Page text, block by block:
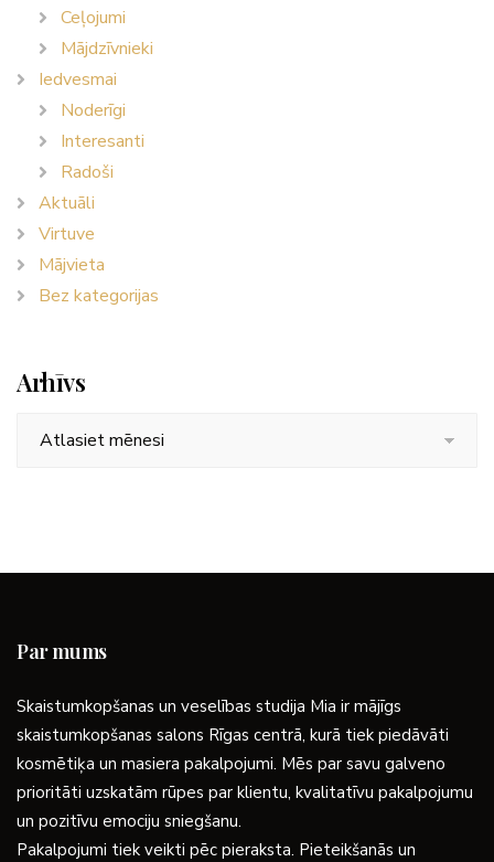
Ceļojumi
Mājdzīvnieki
Iedvesmai
Noderīgi
Interesanti
Radoši
Aktuāli
Virtuve
Mājvieta
Bez kategorijas
Arhīvs
Par mums
Skaistumkopšanas un veselības studija Mia ir mājīgs
skaistumkopšanas salons Rīgas centrā, kurā tiek piedāvāti
kosmētiķa un masiera pakalpojumi. Mēs par savu galveno
prioritāti uzskatām rūpes par klientu, kvalitatīvu pakalpojumu
un pozitīvu emociju sniegšanu.
Pakalpojumi tiek veikti pēc pieraksta. Pieteikšanās un